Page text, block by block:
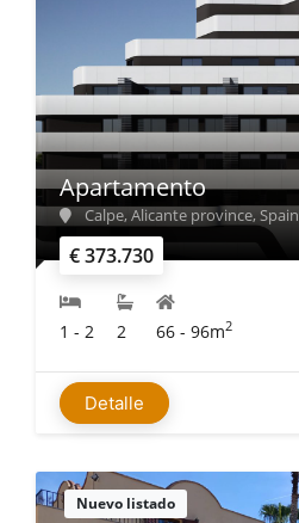
€ 373.730
Apartamento
Calpe, Alicante province, Spain
1 - 2 2 66 - 96m2
Detalle
Nuevo listado